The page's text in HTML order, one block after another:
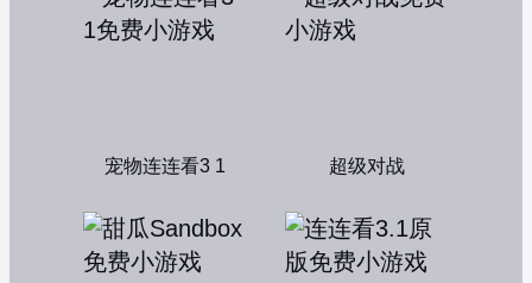
宠物连连看3 1 超级对战